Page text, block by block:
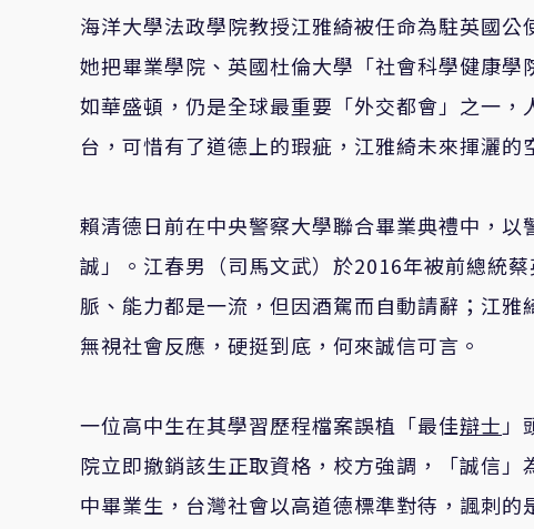
海洋大學法政學院教授江雅綺被任命為駐英國
她把畢業學院、英國杜倫大學「社會科學健康
如華盛頓，仍是全球最重要「外交都會」之一
台，可惜有了道德上的瑕疵，江雅綺未來揮灑的
賴清德日前在中央警察大學聯合畢業典禮中，
誠」。江春男（司馬文武）於2016年被前總統
脈、能力都是一流，但因酒駕而自動請辭；江
無視社會反應，硬挺到底，何來誠信可言。
一位高中生在其學習歷程檔案誤植「最佳辯士 」
院立即撤銷該生正取資格，校方強調，「誠信
中畢業生，台灣社會以高道德標準對待，諷刺